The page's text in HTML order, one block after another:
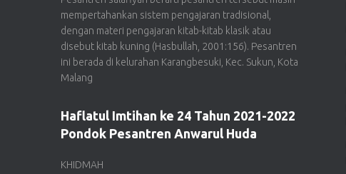
mempertahankan sistem pengajaran tradisional,
dengan materi pengajaran kitab-kitab klasik atau
disebut kitab kuning (Hasbullah, 2001:156). Pesantren
ini berada di kelurahan Karangbesuki, Kec. Sukun, Kota
Malang
Haflatul Imtihan ke 24 Tahun 2021-2022
Pondok Pesantren Anwarul Huda
KHIDMAH